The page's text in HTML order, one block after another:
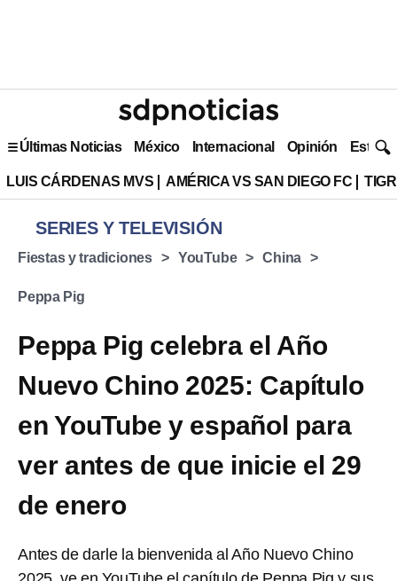
Últimas Noticias México Internacional Opinión Estilo
LUIS CÁRDENAS MVS AMÉRICA VS SAN DIEGO FC
SERIES Y TELEVISIÓN
Fiestas y tradiciones YouTube China
Peppa Pig
Peppa Pig celebra el Año
Nuevo Chino 2025: Capítulo
en YouTube y español para
ver antes de que inicie el 29
de enero
Antes de darle la bienvenida al Año Nuevo Chino